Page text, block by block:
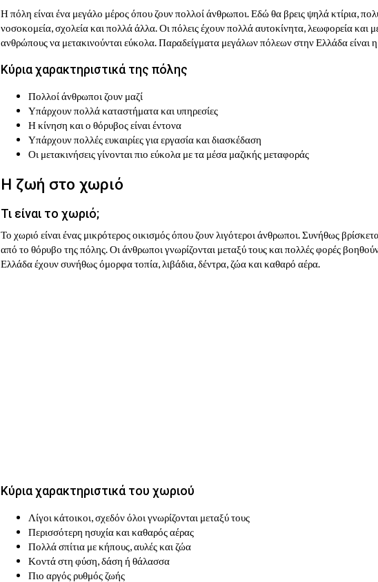
Η πόλη είναι ένα μεγάλο μέρος όπου ζουν πολλοί άνθρωποι. Εδώ θα βρεις ψηλά κτίρια,
νοσοκομεία, σχολεία και πολλά άλλα. Οι πόλεις έχουν πολλά αυτοκίνητα, λεωφορεία και
ανθρώπους να μετακινούνται εύκολα. Παραδείγματα μεγάλων πόλεων στην Ελλάδα
Κύρια χαρακτηριστικά της πόλης
Πολλοί άνθρωποι ζουν μαζί
Υπάρχουν πολλά καταστήματα και υπηρεσίες
Η κίνηση και ο θόρυβος είναι έντονα
Υπάρχουν πολλές ευκαιρίες για εργασία και διασκέδαση
Οι μετακινήσεις γίνονται πιο εύκολα με τα μέσα μαζικής μεταφοράς
Η ζωή στο χωριό
Τι είναι το χωριό;
Το χωριό είναι ένας μικρότερος οικισμός όπου ζουν λιγότεροι άνθρωποι. Συνήθως
από το θόρυβο της πόλης. Οι άνθρωποι γνωρίζονται μεταξύ τους και πολλές φορές
Ελλάδα έχουν συνήθως όμορφα τοπία, λιβάδια, δέντρα, ζώα και καθαρό αέρα.
Κύρια χαρακτηριστικά του χωριού
Λίγοι κάτοικοι, σχεδόν όλοι γνωρίζονται μεταξύ τους
Περισσότερη ησυχία και καθαρός αέρας
Πολλά σπίτια με κήπους, αυλές και ζώα
Κοντά στη φύση, δάση ή θάλασσα
Πιο αργός ρυθμός ζωής